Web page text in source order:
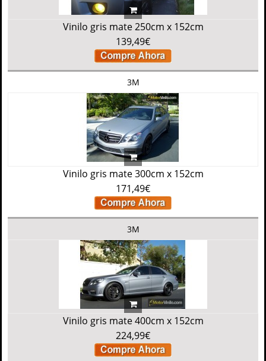
Vinilo gris mate 250cm x 152cm
139,49€
3M
Vinilo gris mate 300cm x 152cm
171,49€
3M
Vinilo gris mate 400cm x 152cm
224,99€